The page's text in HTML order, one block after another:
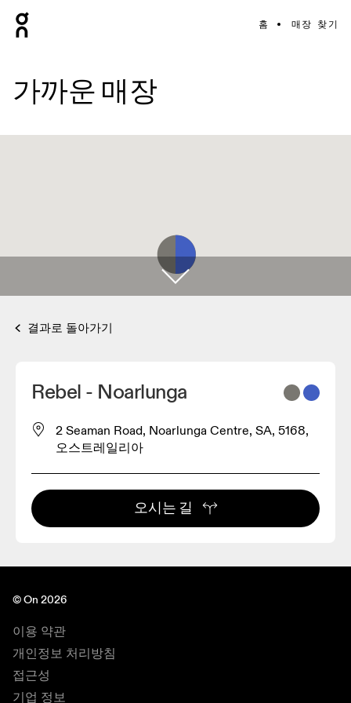
홈 매장 찾기
가까운 매장
결과로 돌아가기
Rebel - Noarlunga
2 Seaman Road, Noarlunga Centre, SA, 5168,
오스트레일리아
오시는 길
© On 2026
이용 약관
개인정보 처리방침
접근성
기업 정보